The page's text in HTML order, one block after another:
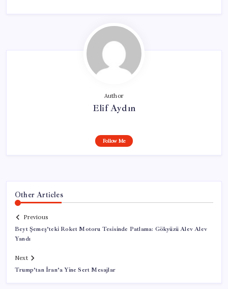
Author
Elif Aydın
Follow Me
Other Articles
Previous
Beyt Şemeş’teki Roket Motoru Tesisinde Patlama: Gökyüzü Alev Alev
Yandı
Next
Trump’tan İran’a Yine Sert Mesajlar